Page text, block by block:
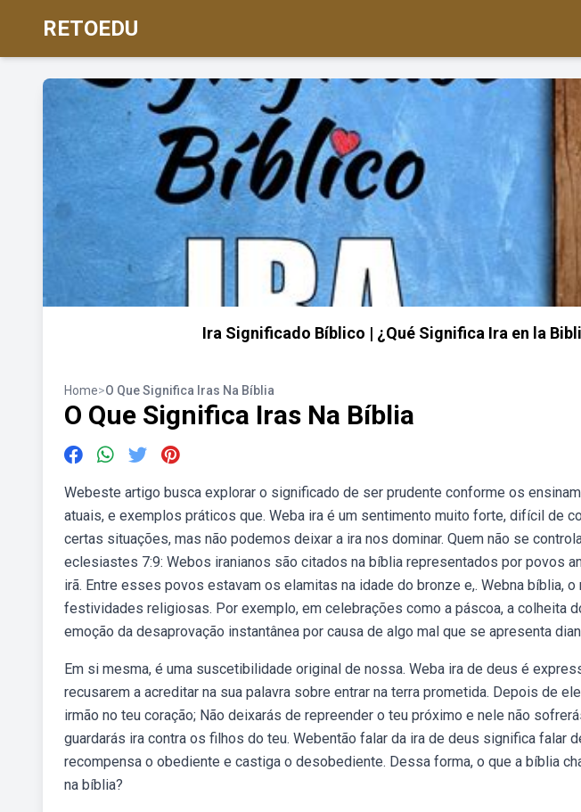
RETOEDU
Ira Significado Bíblico | ¿Qué Significa Ira en la
Home>O Que Significa Iras Na Bíblia
O Que Significa Iras Na Bíblia
Webeste artigo busca explorar o significado de ser prudente conforme os
atuais, e exemplos práticos que. Weba ira é um sentimento muito forte, difícil de
certas situações, mas não podemos deixar a ira nos dominar. Quem não se
eclesiastes 7:9: Webos iranianos são citados na bíblia representados por povos
irã. Entre esses povos estavam os elamitas na idade do bronze e,. Webna bíblia,
festividades religiosas. Por exemplo, em celebrações como a páscoa, a colheita
emoção da desaprovação instantânea por causa de algo mal que se apresenta
Em si mesma, é uma suscetibilidade original de nossa. Weba ira de deus é
recusarem a acreditar na sua palavra sobre entrar na terra prometida. Depois de
irmão no teu coração; Não deixarás de repreender o teu próximo e nele não
guardarás ira contra os filhos do teu. Webentão falar da ira de deus significa falar
recompensa o obediente e castiga o desobediente. Dessa forma, o que a bíblia
na bíblia?